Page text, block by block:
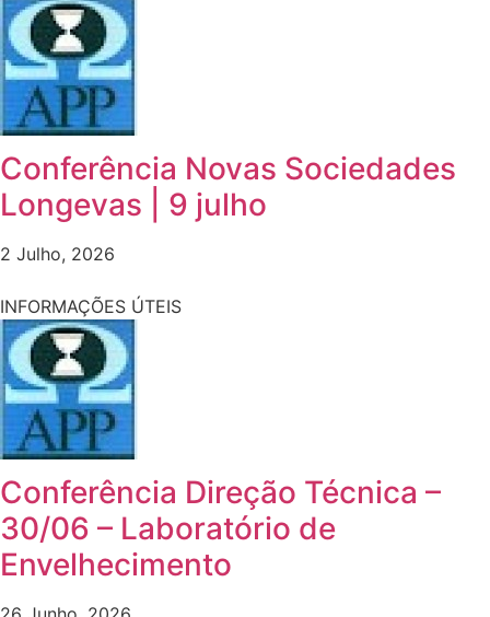
Conferência Novas Sociedades
Longevas | 9 julho
2 Julho, 2026
INFORMAÇÕES ÚTEIS
Conferência Direção Técnica –
30/06 – Laboratório de
Envelhecimento